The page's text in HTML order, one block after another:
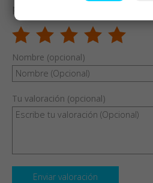
piensas
Nombre (opcional)
Tu valoración (opcional)
Enviar valoración